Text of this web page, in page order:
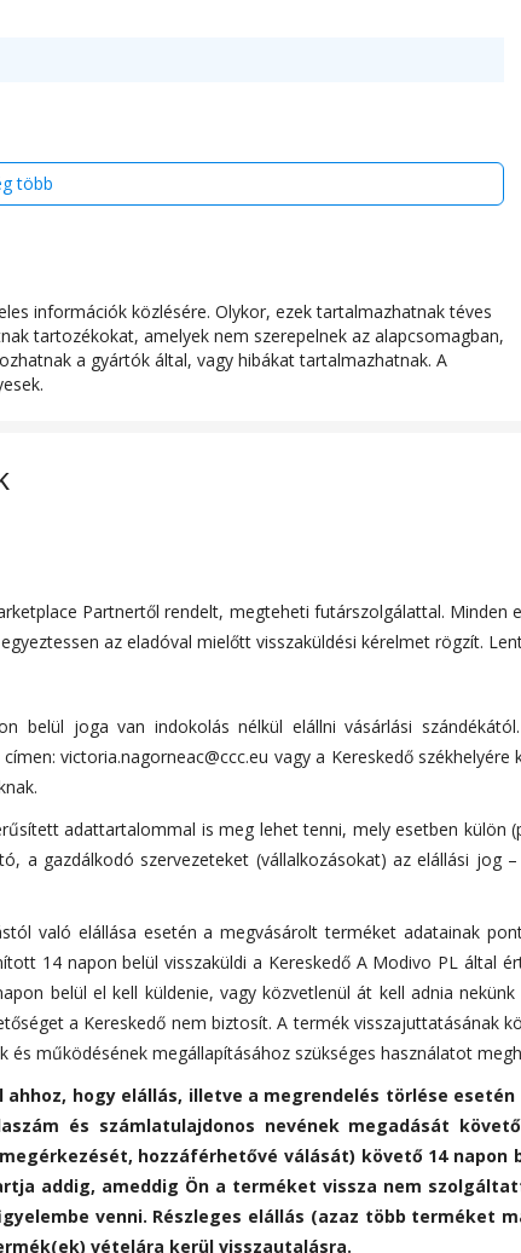
több
információk közlésére. Olykor, ezek tartalmazhatnak téves
tartozékokat, amelyek nem szerepelnek az alapcsomagban,
a gyártók által, vagy hibákat tartalmazhatnak. A
Partnertől rendelt, megteheti futárszolgálattal.
az eladóval mielőtt visszaküldési kérelmet rögzít.
belül joga van indokolás nélkül elállni vásárlási
victoria.nagorneac@ccc.eu vagy a Kereskedő
adattartalommal is meg lehet tenni, mely esetben külön
a gazdálkodó szervezeteket (vállalkozásokat) az elállási jog
való elállása esetén a megvásárolt terméket adatainak
14 napon belül visszaküldi a Kereskedő A Modivo PL által
belül el kell küldenie, vagy közvetlenül át kell adnia
a Kereskedő nem biztosít. A termék visszajuttatásának
működésének megállapításához szükséges használatot
hogy elállás, illetve a megrendelés törlése
és számlatulajdonos nevének megadását
hozzáférhetővé válását) követő 14
addig, ameddig Ön a terméket vissza nem
venni. Részleges elállás (azaz több terméket
vételára kerül visszautalásra.